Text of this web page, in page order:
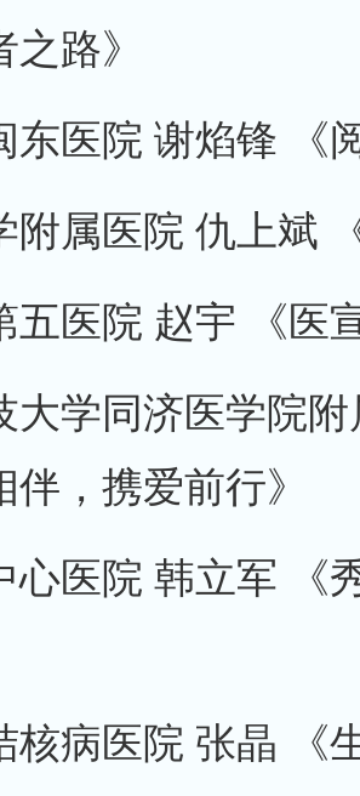
路》
东医院 谢焰锋 《
附属医院 仇上斌
五医院 赵宇 《医
大学同济医学院
伴，携爱前行》
心医院 韩立军 《
核病医院 张晶 《